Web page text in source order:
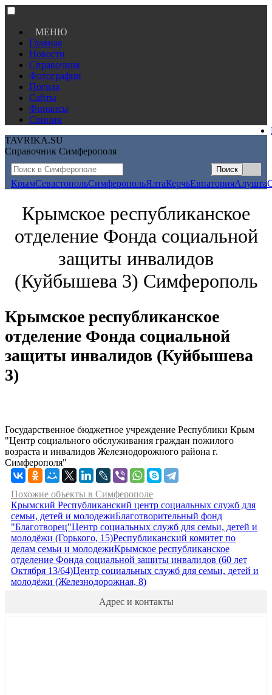
МЕНЮ
Главная
Новости
Справочник
Фотографии
Погода
Сайты
Финансы
Сонник
TAVRIKA.SU
Справочник Симферополя
КрымСевастопольСимферопольЯлтаКерчьЕвпаторияАлушта
Крымское республиканское
отделение Фонда социальной
защиты инвалидов
(Куйбышева 3) Симферополь
Крымское республиканское
отделение Фонда социальной
защиты инвалидов (Куйбышева
3)
Государственное бюджетное учреждение Республики Крым
"Центр социального обслуживания граждан пожилого
возраста и инвалидов Железнодорожного района г.
Симферополя"
Похожие объекты в Симферополе
Крымский Республиканский центр социальных служб для
семьи, детей и молодежиБлаготворительный фонд
"Благотворец"Центр социальных служб для семьи, детей и
молодёжи (Горького, 15)Республиканский комитет по
делам семьи и молодежиКрымское республиканское
отделение Фонда социальной защиты инвалидов (60 лет
Октября 13/64)Центр социальных служб для семьи, детей и
молодёжи (Железнодорожная, 8)
Адрес и контакты